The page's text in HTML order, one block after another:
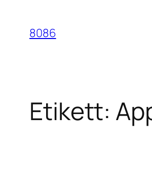
innehåll
8086
Etikett: